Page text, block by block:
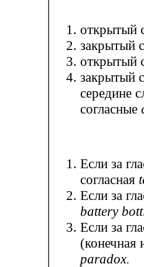
открытый
закрытый
открытый
закрытый
середине
согласные
Если за
согласная
Если за
battery
Если за
(конечная
paradox.